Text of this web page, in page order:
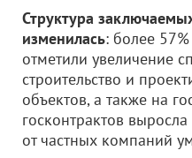
Структура
изменилась: более
отметили увеличение
строительство и
объектов, а также на
госконтрактов
от частных компаний